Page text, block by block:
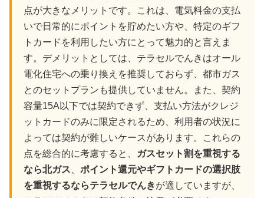
点が大きなメリットです。これは、電気料金の支払
いで日常的にポイントを貯めたい方や、特定のギフ
トカードを利用したい方にとって魅力的と言えま
す。デメリットとしては、テラセルでんきはオール
電化住宅への乗り換えを推奨しておらず、都市ガス
とのセットプランも提供していません。また、契約
容量15A以下では契約できず、支払い方法がクレジ
ットカードのみに限定されるため、利用者の状況に
よっては契約が難しいケースがあります。これらの
点を総合的に考慮すると、
ガスセット割を重視する
なら北ガス
ポイント還元やギフトカードの選択肢
を重視するならテラセルでんきが適していますが、